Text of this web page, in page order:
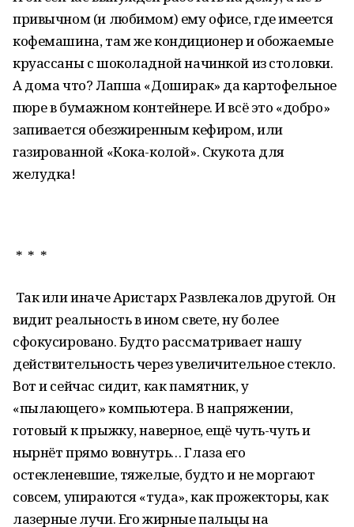
привычном (и любимом) ему офисе, где имеется
кофемашина, там же кондиционер и обожаемые
круассаны с шоколадной начинкой из столовки.
А дома что? Лапша «Доширак» да картофельное
пюре в бумажном контейнере. И всё это «добро»
запивается обезжиренным кефиром, или
газированной «Кока-колой». Скукота для
желудка!
* * *
Так или иначе Аристарх Развлекалов другой. Он
видит реальность в ином свете, ну более
сфокусировано. Будто рассматривает нашу
действительность через увеличительное стекло.
Вот и сейчас сидит, как памятник, у
«пылающего» компьютера. В напряжении,
готовый к прыжку, наверное, ещё чуть-чуть и
нырнёт прямо вовнутрь… Глаза его
остекленевшие, тяжелые, будто и не моргают
совсем, упираются «туда», как прожекторы, как
лазерные лучи. Его жирные пальцы на